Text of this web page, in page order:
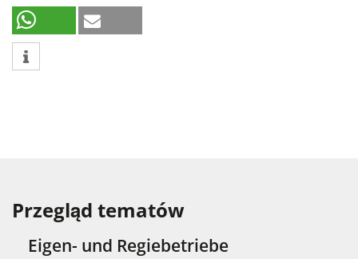
Przegląd tematów
Eigen- und Regiebetriebe